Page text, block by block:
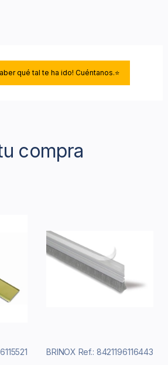
qué tal te ha ido! Cuéntanos.⭐
compra
BRINOX Ref.: 8421196116443